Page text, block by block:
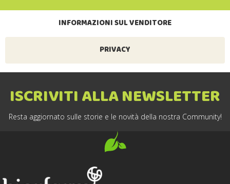
INFORMAZIONI SUL VENDITORE
PRIVACY
ISCRIVITI ALLA NEWSLETTER
Resta aggiornato sulle storie e le novità della nostra Community!